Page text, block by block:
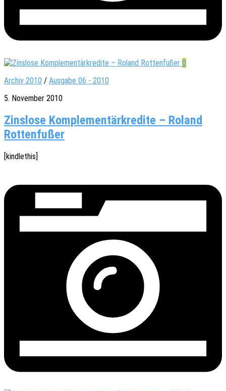
0
Archiv 2010 / Ausgabe 06 - 2010
5. November 2010
Zinslose Komplementärkredite – Roland
Rottenfußer
[kindle­this]